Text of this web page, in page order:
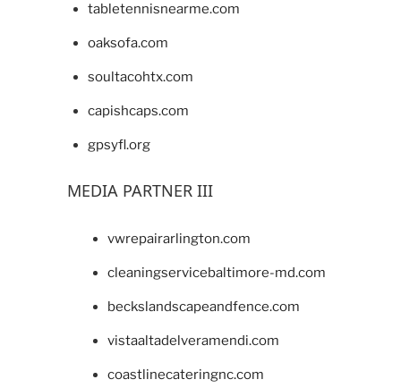
tabletennisnearme.com
oaksofa.com
soultacohtx.com
capishcaps.com
gpsyfl.org
MEDIA PARTNER III
vwrepairarlington.com
cleaningservicebaltimore-md.com
beckslandscapeandfence.com
vistaaltadelveramendi.com
coastlinecateringnc.com